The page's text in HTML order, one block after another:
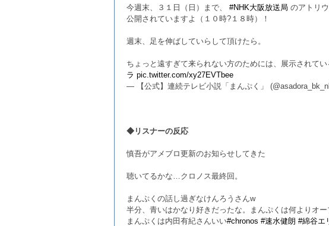
今週末、３１日（日）まで、 #NHK大阪放送局 のアトリ
公開されていますよ（１０時?１８時）！
週末、足を伸ばしていらして頂けたら。
ちょっと遠すぎて来られない方のためには、展示されて
ラ pic.twitter.com/xy27EVTbee
— 【公式】連続テレビ小説「まんぷく」
◆リスナーの反応
慎吾がアメブロ更新のお知らせしてきた
聴いてるかな…クロノス最終回。
まんぷくの話し過ぎなけんろうさんw
半分、青いはかなり好きだったな。まんぷくは何よりオ
まんぷくは内田有紀さんいい#chronos #速水健朗 #綿谷エ